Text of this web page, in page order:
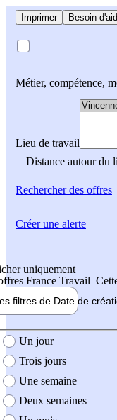
Imprimer Besoin
Métier, compétence,
Lieu de travail
Distance autour du
Rechercherdes offres
uniquement
France Travail
filtres de Date de
création de l'offre
Un jour
Trois jours
Une semaine
Deux semaines
Créer une alerte